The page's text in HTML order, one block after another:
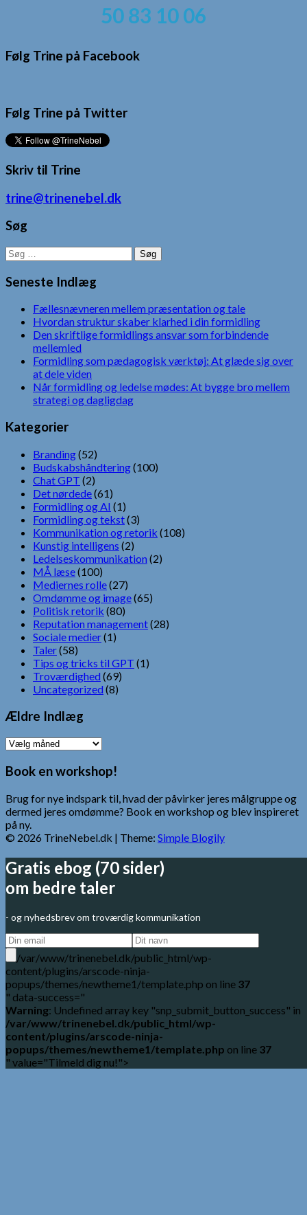
50 83 10 06
Følg Trine på Facebook
Følg Trine på Twitter
Skriv til Trine
trine@trinenebel.dk
Søg
Søg
efter:
Seneste Indlæg
Fællesnævneren mellem præsentation og tale
Hvordan struktur skaber klarhed i din formidling
Den skriftlige formidlings ansvar som forbindende
mellemled
Formidling som pædagogisk værktøj: At glæde sig over
at dele viden
Når formidling og ledelse mødes: At bygge bro mellem
strategi og dagligdag
Kategorier
Branding(52)
Budskabshåndtering(100)
Chat GPT (2)
Det nørdede(61)
Formidling og AI (1)
Formidling og tekst(3)
Kommunikation og retorik (108)
Kunstig intelligens (2)
Ledelseskommunikation (2)
MÅ læse(100)
Mediernes rolle(27)
Omdømme og image(65)
Politisk retorik (80)
Reputation management(28)
Sociale medier(1)
Taler(58)
Tips og tricks til GPT (1)
Troværdighed (69)
Uncategorized (8)
Ældre Indlæg
Ældre
Book en workshop!
Brug for nye indspark til, hvad der påvirker jeres målgruppe og
dermed jeres omdømme? Book en workshop og blev inspireret
på ny.
© 2026 TrineNebel.dk | Theme: Simple Blogily
Gratis ebog (70 sider)
om bedre taler
- og nyhedsbrev om troværdig kommunikation
/var/www/trinenebel.dk/public_html/wp-
content/plugins/arscode-ninja-
popups/themes/newtheme1/template.php on line 37
" data-success="
Warning: Undefined array key "snp_submit_button_success" in
/var/www/trinenebel.dk/public_html/wp-
content/plugins/arscode-ninja-
popups/themes/newtheme1/template.php on line 37
" value="Tilmeld dig nu!">